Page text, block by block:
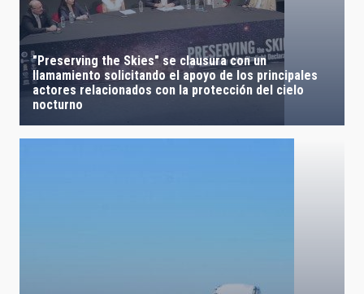
"Preserving the Skies" se clausura con un
llamamiento solicitando el apoyo de los principales
actores relacionados con la protección del cielo
nocturno